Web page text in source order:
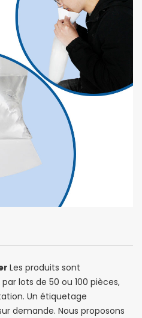
Les produits sont
lots de 50 ou 100 pièces,
Un étiquetage
demande. Nous proposons